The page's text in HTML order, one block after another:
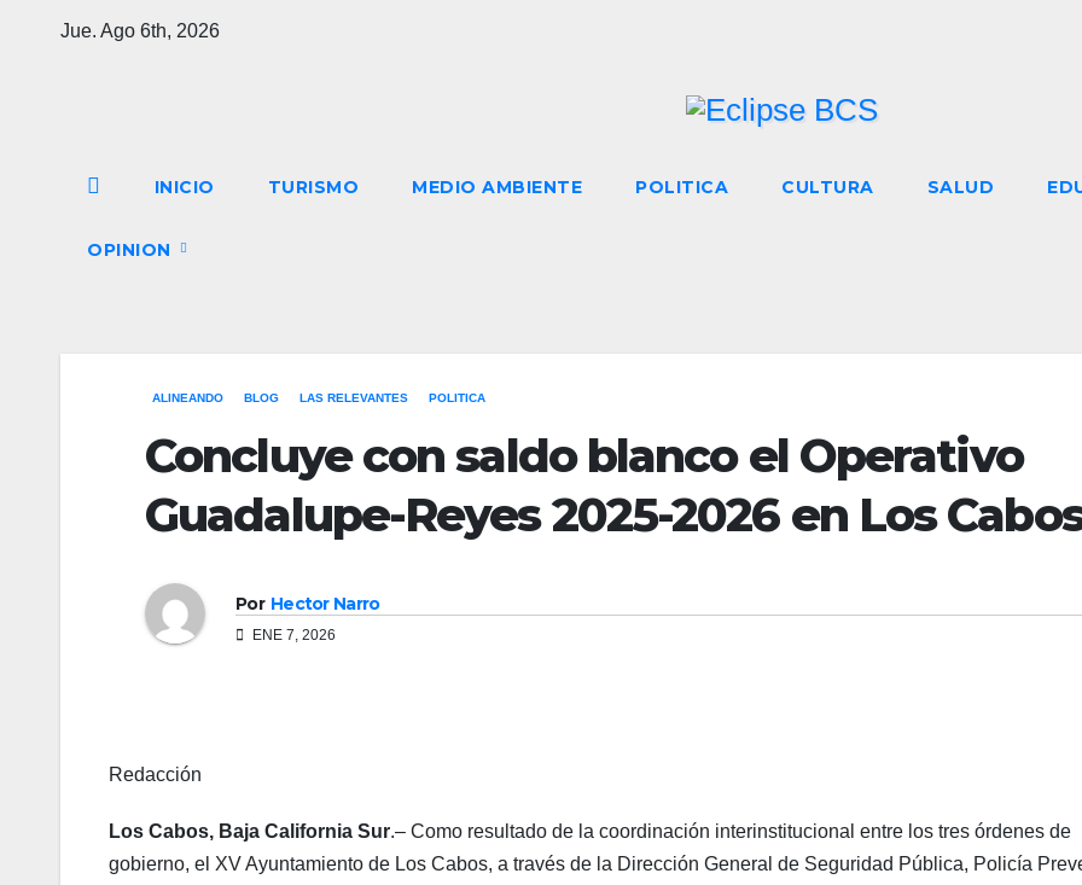
Jue. Ago 6th, 2026
INICIO TURISMO MEDIO AMBIENTE POLITICA CULTURA SALUD
OPINION
ALINEANDO BLOG LAS RELEVANTES POLITICA
Concluye con saldo blanco el Operativo
Guadalupe-Reyes 2025-2026 en Los
Por Hector Narro
ENE 7, 2026
Redacción
Los Cabos, Baja California Sur.– Como resultado de la coordinación interinstitucional entre los tres órdenes de
gobierno, el XV Ayuntamiento de Los Cabos, a través de la Dirección General de Seguridad Pública, Policía